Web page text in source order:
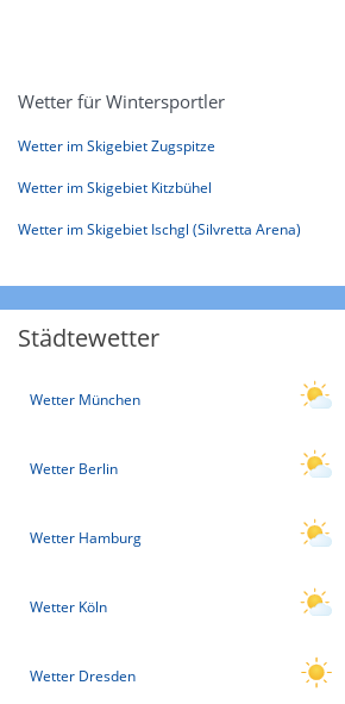
Wetter für Wintersportler
Wetter im Skigebiet Zugspitze
Wetter im Skigebiet Kitzbühel
Wetter im Skigebiet Ischgl (Silvretta Arena)
Städtewetter
Wetter München
Wetter Berlin
Wetter Hamburg
Wetter Köln
Wetter Dresden